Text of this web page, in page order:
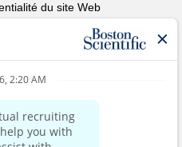
du site Web
de l'entreprise